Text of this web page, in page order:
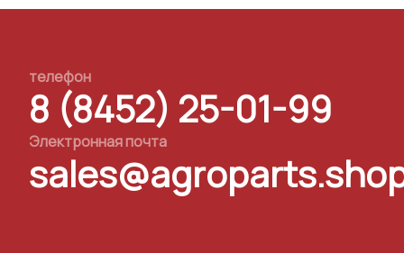
телефон
8 (8452) 25-01-99
Электронная почта